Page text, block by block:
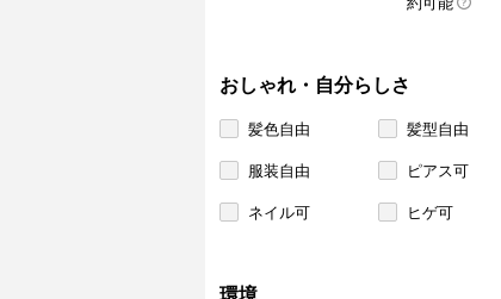
おしゃれ・自分らしさ
髪色自由 髪型自由
服装自由 ピアス可
ネイル可 ヒゲ可
環境